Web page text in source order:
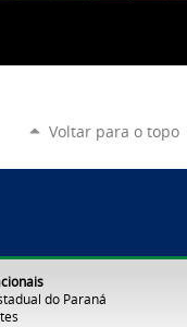
Voltar para o topo
do Paraná